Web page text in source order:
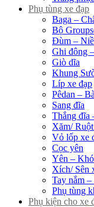
Phụ tùng xe đạp
Baga –
Bộ
Đùm –
Ghi đông
Giò dĩa
Khung
Líp xe đạp
Pêdan –
Sang đĩa
Thắng đĩa
Xăm/
Vỏ lốp xe
Cọc yên
Yên –
Xích/ Sên
Tay nắm
Phụ tùng
Phụ kiện cho xe